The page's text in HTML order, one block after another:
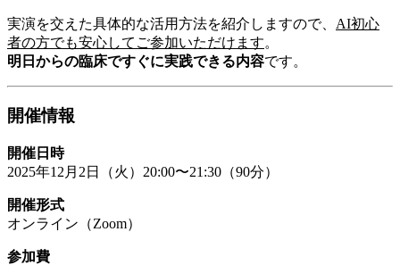
実演を交えた具体的な活用方法を紹介しますので、 AI初心
者の方でも安心してご参加いただけます。
明日からの臨床ですぐに実践できる内容です。
開催情報
開催日時
2025年12月2日（火）20:00〜21:30（90分）
開催形式
オンライン（Zoom）
参加費